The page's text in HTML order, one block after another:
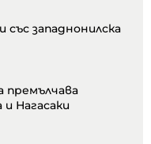
със западнонилска
премълчава
Нагасаки